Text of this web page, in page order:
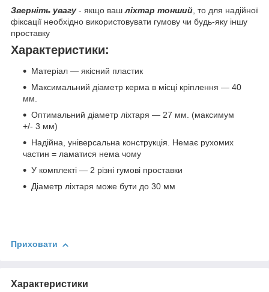
Зверніть увагу - якщо вашліхтар тонший , то для надійної
фіксації необхідно використовувати гумову чи будь-яку іншу
проставку
Характеристики:
Матеріал — якісний пластик
Максимальний діаметр керма в місці кріплення — 40
мм.
Оптимальний діаметр ліхтаря — 27 мм. (максимум
+/- 3 мм)
Надійна, універсальна конструкція. Немає рухомих
частин = ламатися нема чому
У комплекті — 2 різні гумові проставки
Діаметр ліхтаря може бути до 30 мм
Приховати
Характеристики